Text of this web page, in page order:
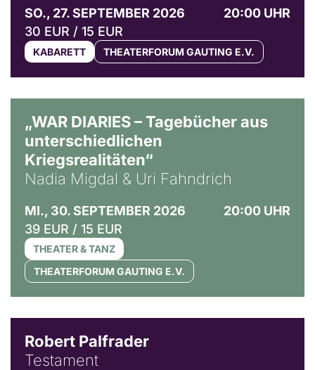
SO., 27. SEPTEMBER 2026
20:00 UHR
30 EUR / 15 EUR
KABARETT THEATERFORUM GAUTING E.V.
„WAR DIARIES – Tagebücher aus
unterschiedlichen
Kriegsrealitäten“
Nadia Migdal & Uri Fahndrich
MI., 30. SEPTEMBER 2026
20:00 UHR
39 EUR / 15 EUR
THEATER & TANZ
THEATERFORUM GAUTING E.V.
Robert Palfrader
Testament